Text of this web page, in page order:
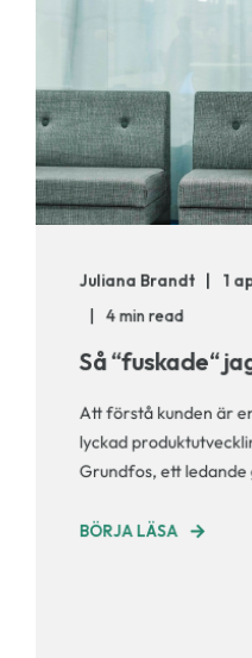
Juliana Brandt
1
4 min read
Så “fuskade“
Att förstå kunden är
lyckad
Grundfos, ett
BÖRJA LÄSA